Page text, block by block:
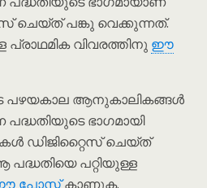
ചെയ്ത് പങ്കു വെക്കുന്നത്.
പ്രാഥമിക വിവരത്തിനു ഈ
പഴയകാല ആനുകാലികങ്ങൾ
ഭാഗമായി
ഡിജിറ്റൈസ് ചെയ്ത്
പറ്റിയുള്ള
പോസ്റ്റ്കാണുക.